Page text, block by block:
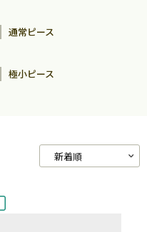
通常ピース
極小ピース